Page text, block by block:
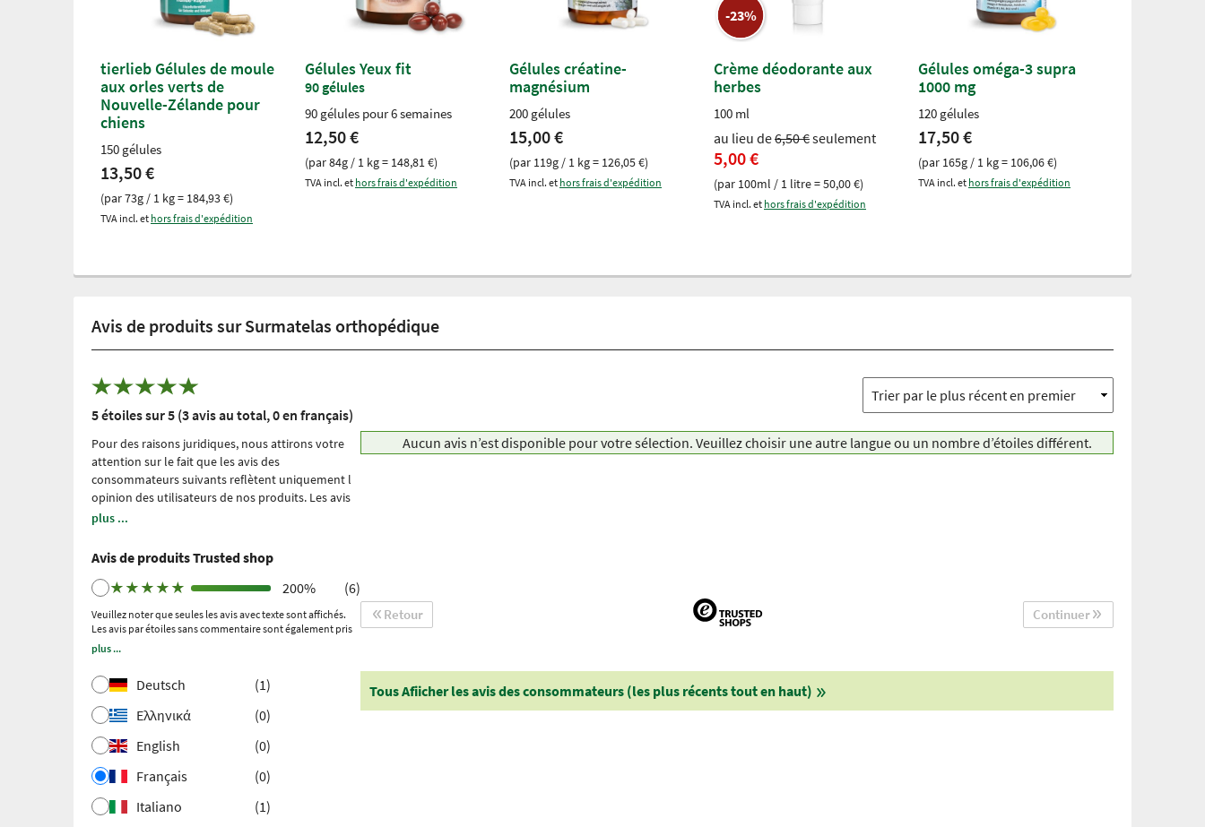
tierlieb Gélules de moule
aux orles verts de
Nouvelle-Zélande pour
chiens
150 gélules
13,50 €
(par 73g / 1 kg = 184,93 €)
TVA incl. et hors frais d'expédition
Gélules Yeux fit
90 gélules
90 gélules pour 6 semaines
12,50 €
(par 84g / 1 kg = 148,81 €)
TVA incl. et hors frais d'expédition
Gélules créatine-
magnésium
200 gélules
15,00 €
(par 119g / 1 kg = 126,05 €)
TVA incl. et hors frais d'expédition
-23%
Crème déodorante aux
herbes
100 ml
au lieu de6,50 €seulement
5,00 €
(par 100ml / 1 litre = 50,00 €)
TVA incl. et hors frais d'expédition
Gélules oméga-3 supra
1000 mg
120 gélules
17,50 €
(par 165g / 1 kg = 106,06 €)
TVA incl. et hors frais d'expédition
Avis de produits sur Surmatelas orthopédique
5 étoiles sur 5 (3 avis au total, 0 en français)
Pour des raisons juridiques, nous attirons votre
attention sur le fait que les avis des
consommateurs suivants reflètent uniquement l
́opinion des utilisateurs de nos produits. Les avis
sont redigés sans la moindre influences de notre
font aucunement l ́objet de notre propriété.
Veuillez noter : il s’agit d’expériences personnelles
et individuelles, qui ne sont étayées par aucune
en tant que prestataire de services indépendant
depuis 2021 pour la collecte des avis. Trusted
Shops a pris des mesures pour s'assurer qu'il
s'agit bien des avis authentiques.
d'informations. Les avis plus anciens ont été
collectés via Trustpilot après un achat effectué et
plus ...
Avis de produits Trusted shop
★ ★ ★ ★ ★ 200% (6)
Veuillez noter que seules les avis avec texte sont affichés.
Les avis par étoiles sans commentaire sont également pris
en compte dans le calcul de la note globale.
plus ...
Deutsch
(1)
Ελληνικά
(0)
English
(0)
Français
(0)
Italiano
(1)
Aucun avis n’est disponible pour votre sélection. Veuillez choisir une autre langue ou un nombre d’étoiles différent.
Retour Continuer
Tous Afiicher les avis des consommateurs (les plus récents tout en haut)